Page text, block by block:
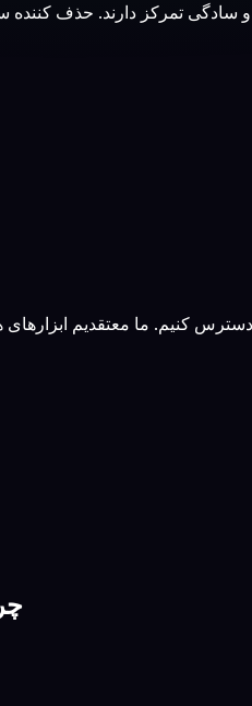
سادگی تمرکز دارند. حذف
کنیم. ما معتقدیم